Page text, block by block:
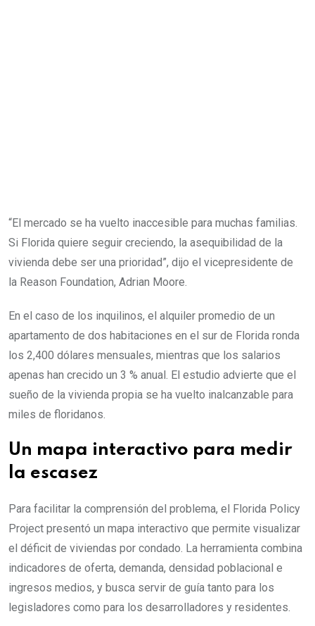
“El mercado se ha vuelto inaccesible para muchas familias.
Si Florida quiere seguir creciendo, la asequibilidad de la
vivienda debe ser una prioridad”, dijo el vicepresidente de
la Reason Foundation, Adrian Moore.
En el caso de los inquilinos, el alquiler promedio de un
apartamento de dos habitaciones en el sur de Florida ronda
los 2,400 dólares mensuales, mientras que los salarios
apenas han crecido un 3 % anual. El estudio advierte que el
sueño de la vivienda propia se ha vuelto inalcanzable para
miles de floridanos.
Un mapa interactivo para medir
la escasez
Para facilitar la comprensión del problema, el Florida Policy
Project presentó un mapa interactivo que permite visualizar
el déficit de viviendas por condado. La herramienta combina
indicadores de oferta, demanda, densidad poblacional e
ingresos medios, y busca servir de guía tanto para los
legisladores como para los desarrolladores y residentes.